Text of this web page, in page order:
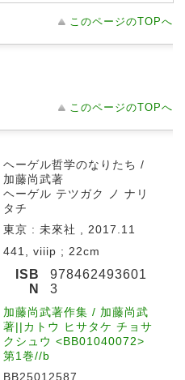
このページのTOPへ
このページのTOPへ
ヘーゲル哲学のなりたち /
加藤尚武著
ヘーゲル テツガク ノ ナリ
タチ
東京 : 未來社 , 2017.11
441, viiip ; 22cm
ISB
N
978462493601
3
加藤尚武著作集 / 加藤尚武
著||カトウ ヒサタケ チョサ
クシュウ <BB01040072>
第1巻//b
BB25012587